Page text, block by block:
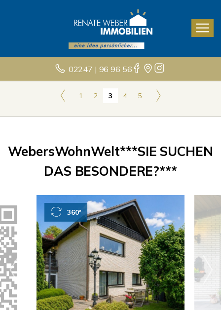
02247 | 96 96 56
1 2 3 4 5
WebersWohnWelt***SIE SUCHEN
DAS BESONDERE?***
360°